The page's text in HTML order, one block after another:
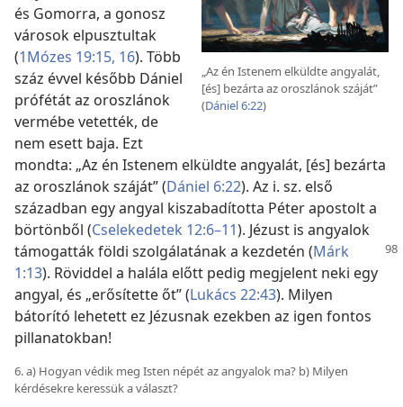
„Az én Istenem elküldte angyalát,
[és] bezárta az oroszlánok száját”
(Dániel 6:22)
és Gomorra, a gonosz
városok elpusztultak
(1Mózes 19:15, 16). Több
száz évvel később Dániel
prófétát az oroszlánok
vermébe vetették, de
nem esett baja. Ezt
mondta: „Az én Istenem elküldte angyalát, [és] bezárta
az oroszlánok száját” (Dániel 6:22). Az i. sz. első
században egy angyal kiszabadította Péter apostolt a
börtönből (Cselekedetek 12:6–11). Jézust is angyalok
támogatták földi szolgálatánaka kezdetén (Márk
1:13). Röviddel a halála előtt pedig megjelent neki egy
angyal, és „erősítette őt” (Lukács 22:43). Milyen
bátorító lehetett ez Jézusnak ezekben az igen fontos
pillanatokban!
6. a) Hogyan védik meg Isten népét az angyalok ma? b) Milyen
kérdésekre keressük a választ?